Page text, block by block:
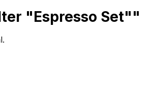
"Espresso Set""